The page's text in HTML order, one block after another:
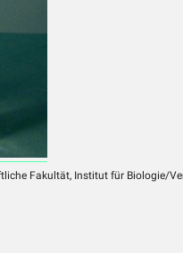
Fakultät, Institut für Biologie/